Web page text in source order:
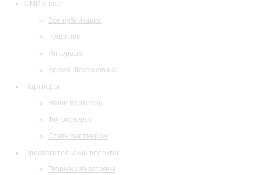
СМИ о нас
Все публикации
Рецензии
Интервью
Время Шостаковича
Партнеры
Наши партнеры
Фотогалерея
Стать партнером
Просветительские проекты
Творческие встречи